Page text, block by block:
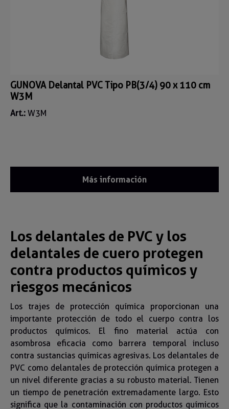
GUNOVA Delantal PVC Tipo PB(3/4) 90 x 110 cm
W3M
Art.: W3M
Más información
Los delantales de PVC y los
delantales de cuero protegen
contra productos químicos y
riesgos mecánicos
Los trajes de protección química proporcionan una
importante protección de todo el cuerpo contra los
productos químicos. El fino material actúa con
asombrosa eficacia como barrera temporal incluso
contra sustancias químicas agresivas. Los delantales de
PVC como delantales de protección química protegen a
un nivel diferente gracias a su robusto material. Tienen
un tiempo de penetración extremadamente largo. Esto
significa que la contaminación con productos químicos